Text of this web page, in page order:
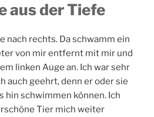
aus der Tiefe
nach rechts. Da schwamm ein
von mir entfernt mit mir und
linken Auge an. Ich war sehr
auch geehrt, denn er oder sie
hin schwimmen können. Ich
Tier mich weiter